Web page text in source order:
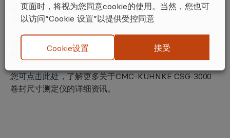
在标准模式下，CSG-3000自动测定卷封的厚度和埋头深
度。360°全检功能非常利于查找异常点。
设备采用罐子自动旋转和测量功能，支持直接导入电脑的
数据采集软件，实用高效。
您可点击此处，了解更多关于CMC-KUHNKE CSG-3000
卷封尺寸测定仪的详细资讯。
页面时，将视为您同意cookie的使用。当然，您也可
以访问“Cookie 设置”以提供受控同意
Cookie设置 接受